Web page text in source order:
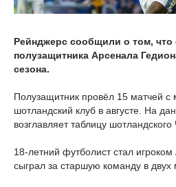
Рейнджерс сообщили о том,
полузащитника Арсенала
сезона.
Полузащитник провёл 15 матчей с
шотландский клуб в августе. На
возглавляет таблицу
18-летний футболист стал
сыграл за старшую команду в двух